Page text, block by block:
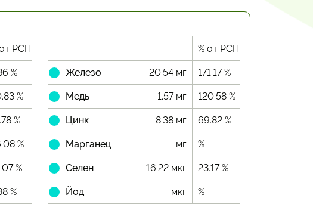
РСП
%
%
%
%
%
%
% от РСП
Железо 20.54 мг 171.17 %
Медь 1.57 мг 120.58 %
Цинк 8.38 мг 69.82 %
Марганец мг %
Селен 16.22 мкг 23.17 %
Йод мкг %